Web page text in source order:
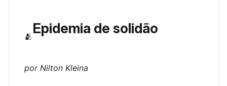
🫂 Epidemia de solidão
por Nilton Kleina